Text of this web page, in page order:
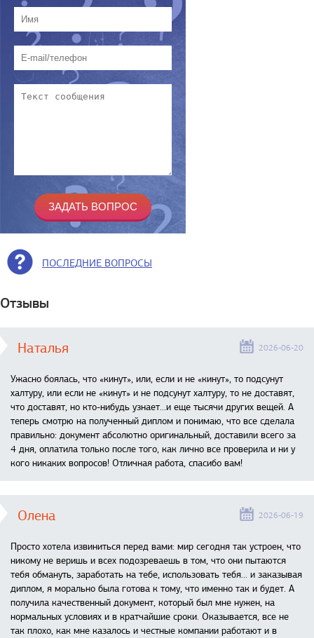
ПОСЛЕДНИЕ ВОПРОСЫ
Отзывы
Наталья 2026-06-20
Ужасно боялась, что «кинут», или, если и не «кинут», то подсунут
халтуру, или если не «кинут» и не подсунут халтуру, то не доставят,
что доставят, но кто-нибудь узнает...и еще тысячи других вещей. А
теперь смотрю на полученный диплом и понимаю, что все сделала
правильно: документ абсолютно оригинальный, доставили всего за
4 дня, оплатила только после того, как лично все проверила и ни у
кого никаких вопросов! Отличная работа, спасибо вам!
Олена 2026-06-19
Просто хотела извиниться перед вами: мир сегодня так устроен, что
никому не веришь и всех подозреваешь в том, что они пытаются
тебя обмануть, заработать на тебе, использовать тебя... и заказывая
диплом, я морально была готова к тому, что именно так и будет. А
получила качественный документ, который был мне нужен, на
нормальных условиях и в кратчайшие сроки. Оказывается, все не
так плохо, как мне казалось и честные компании работают и в